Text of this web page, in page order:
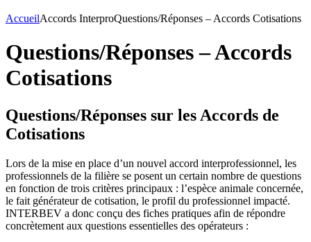
AccueilAccords InterproQuestions/Réponses – Accords Cotisations
Questions/Réponses – Accords
Cotisations
Questions/Réponses sur les Accords de
Cotisations
Lors de la mise en place d’un nouvel accord interprofessionnel, les
professionnels de la filière se posent un certain nombre de questions
en fonction de trois critères principaux : l’espèce animale concernée,
le fait générateur de cotisation, le profil du professionnel impacté.
INTERBEV a donc conçu des fiches pratiques afin de répondre
concrètement aux questions essentielles des opérateurs :